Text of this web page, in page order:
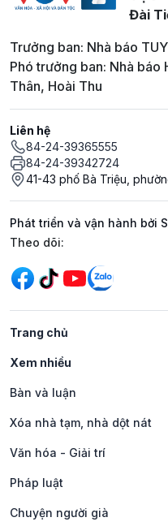
Đài
Trưởng ban: Nhà báo
Phó trưởng ban: Nhà báo
Thân, Hoài Thu
Liên hệ
84-24-39365555
84-24-39342724
41-43 phố Bà Triệu,
Phát triển và vận hành bởi
Mạng xã hội
Theo dõi:
Trang chủ
Xem nhiều
Bàn và luận
Xóa nhà tạm, nhà dột nát
Văn hóa - Giải trí
Pháp luật
Chuyện người già